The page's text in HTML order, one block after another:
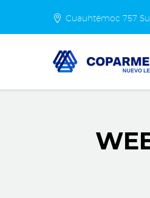
Cuauhtémoc 757